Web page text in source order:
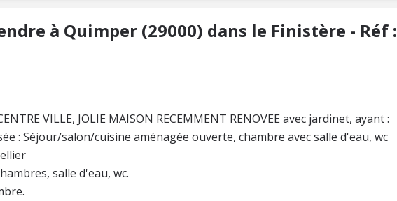
à Quimper (29000) dans le Finistère - Réf :
VILLE, JOLIE MAISON RECEMMENT RENOVEE avec jardinet, ayant :
: Séjour/salon/cuisine aménagée ouverte, chambre avec salle d'eau, wc
salle d'eau, wc.